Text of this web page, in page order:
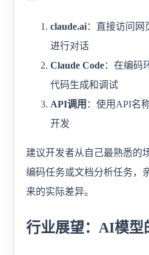
claude.ai：直接访问网
进行对话
Claude Code：在编码
代码生成和调试
API调用 ：使用API名
开发
建议开发者从自己最熟悉的
编码任务或文档分析任务，
来的实际差异。
行业展望：AI模